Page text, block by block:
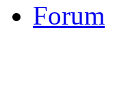
Forum